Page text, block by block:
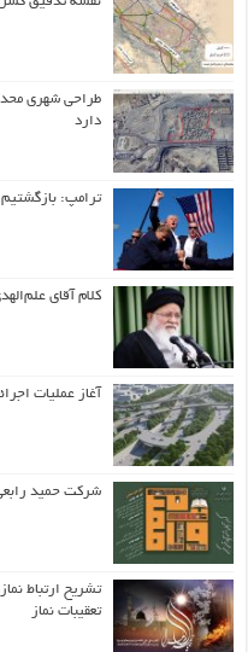
دارد
ترامپ: بازگشتیم
کلام آقای
آغاز عملیات
شرکت حمید
تشریح ارتباط
تعقیبات نماز